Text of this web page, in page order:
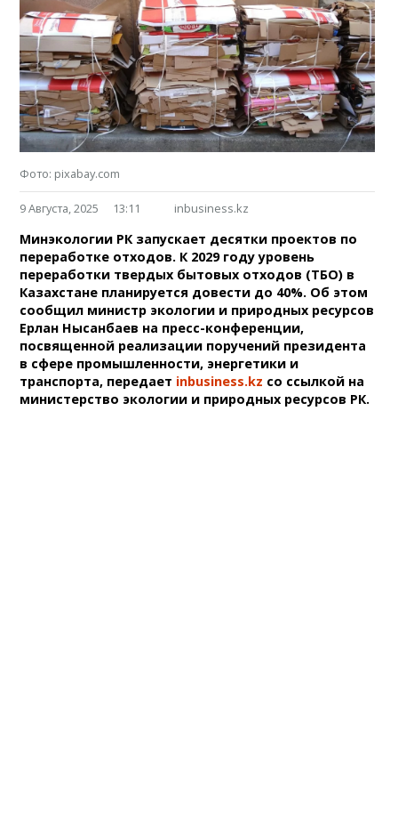
Фото: pixabay.com
9 Августа, 2025 13:11 inbusiness.kz
Минэкологии РК запускает десятки проектов по
переработке отходов. К 2029 году уровень
переработки твердых бытовых отходов (ТБО) в
Казахстане планируется довести до 40%. Об этом
сообщил министр экологии и природных ресурсов
Ерлан Нысанбаев на пресс-конференции,
посвященной реализации поручений президента
в сфере промышленности, энергетики и
транспорта, передает inbusiness.kz со ссылкой на
министерство экологии и природных ресурсов РК.